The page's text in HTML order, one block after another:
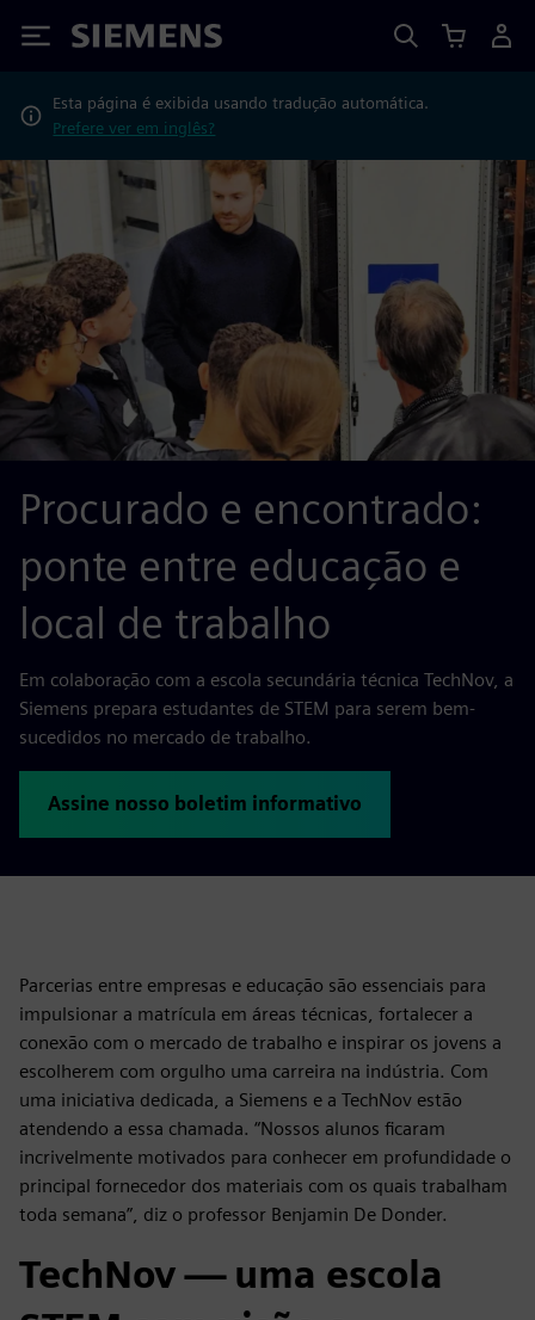
Siemens
Esta página é exibida usando tradução automática.
Prefere ver em inglês?
Procurado e encontrado:
ponte entre educação e
local de trabalho
Em colaboração com a escola secundária técnica TechNov, a
Siemens prepara estudantes de STEM para serem bem-
sucedidos no mercado de trabalho.
Assine nosso boletim informativo
Parcerias entre empresas e educação são essenciais para
impulsionar a matrícula em áreas técnicas, fortalecer a
conexão com o mercado de trabalho e inspirar os jovens a
escolherem com orgulho uma carreira na indústria. Com
uma iniciativa dedicada, a Siemens e a TechNov estão
atendendo a essa chamada. “Nossos alunos ficaram
incrivelmente motivados para conhecer em profundidade o
principal fornecedor dos materiais com os quais trabalham
toda semana”, diz o professor Benjamin De Donder.
TechNov — uma escola